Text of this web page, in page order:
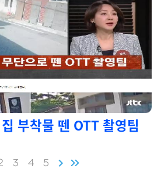
부착물 뗀 OTT 촬영팀
3 4 5